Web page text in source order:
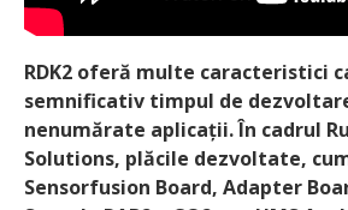
RDK2 oferă multe caracteristici
semnificativ timpul de
nenumărate aplicații. În cadrul
Solutions, plăcile dezvoltate,
Sensorfusion Board, Adapter